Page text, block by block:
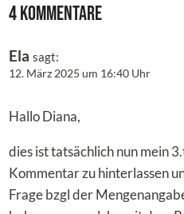
4 Kommentare
Ela sagt:
12. März 2025 um 16:40 Uhr
Hallo Diana,
dies ist tatsächlich nun mein
Kommentar zu hinterlassen
Frage bzgl der